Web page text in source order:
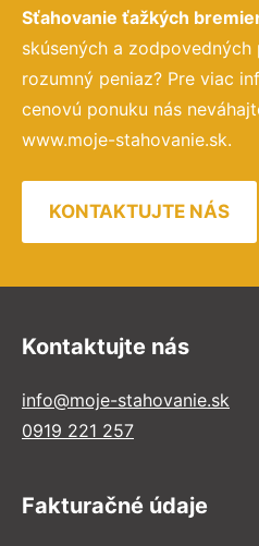
Sťahovanie ťažkých
skúsených a
rozumný peniaz? Pre viac
cenovú ponuku nás
www.moje-stahovanie.sk.
KONTAKTUJTE NÁS
Kontaktujte nás
info@moje-stahovanie.sk
0919 221 257
Fakturačné údaje